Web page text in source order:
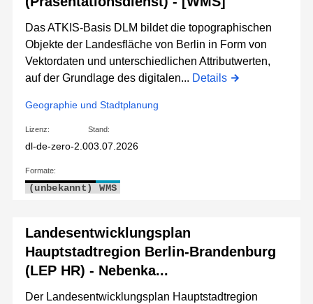
Das ATKIS-Basis DLM bildet die topographischen
Objekte der Landesfläche von Berlin in Form von
Vektordaten und unterschiedlichen Attributwerten,
auf der Grundlage des digitalen... Details
Geographie und Stadtplanung
Lizenz:
dl-de-zero-2.0
Stand:
03.07.2026
Formate:
(unbekannt) WMS
Landesentwicklungsplan
Hauptstadtregion Berlin-Brandenburg
(LEP HR) - Nebenka...
Der Landesentwicklungsplan Hauptstadtregion